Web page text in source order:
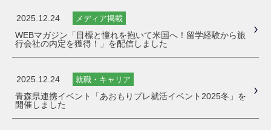
2025.12.24 メディア掲載
WEBマガジン「目標と憧れを抱いて米国へ！留学経験から旅
行会社の内定を獲得！」を配信しました
2025.12.24 就職・キャリア
青森県連携イベント「あおもりプレ就活イベント2025冬」を
開催しました